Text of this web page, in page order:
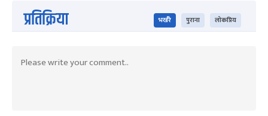
प्रतिक्रिया भर्खरै पुराना लोकप्रिय